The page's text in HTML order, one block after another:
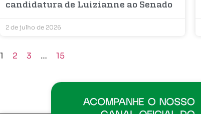
candidatura de Luizianne ao Senado
2 de julho de 2026
1 2 3 … 15